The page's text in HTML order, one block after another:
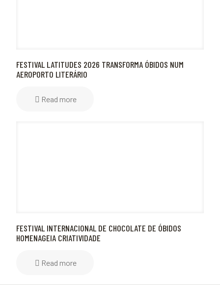
FESTIVAL LATITUDES 2026 TRANSFORMA ÓBIDOS NUM
AEROPORTO LITERÁRIO
Read more
FESTIVAL INTERNACIONAL DE CHOCOLATE DE ÓBIDOS
HOMENAGEIA CRIATIVIDADE
Read more